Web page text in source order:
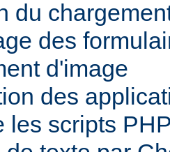
du
des
d'image
des
les scripts